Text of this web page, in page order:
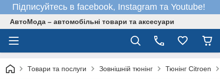
Підписуйтесь в facebook, Instagram та Youtube!
АвтоМода – автомобільні товари та аксесуари
Товари та послуги Зовнішній тюнінг Тюнінг Citroen